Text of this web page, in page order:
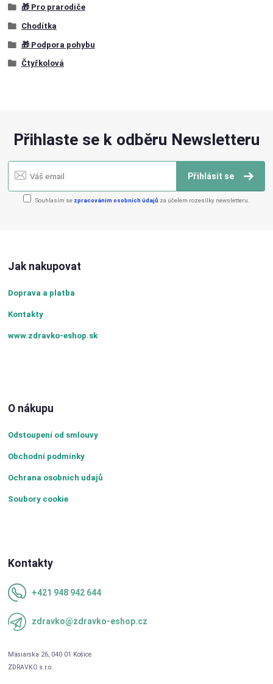
🎁 Pro prarodiče
Chodítka
🎁 Podpora pohybu
Čtyřkolová
Přihlaste se k odběru Newsletteru
Přihlásit se
Souhlasím se zpracováním osobních údajů za účelem rozesílky newsletteru.
Jak nakupovat
Doprava a platba
Kontakty
www.zdravko-eshop.sk
O nákupu
Odstoupení od smlouvy
Obchodní podmínky
Ochrana osobních udajů
Soubory cookie
Kontakty
+421 948 942 644
zdravko@zdravko-eshop.cz